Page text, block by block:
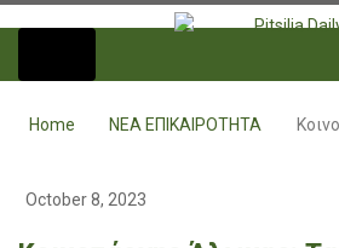
Home ΝΕΑ ΕΠΙΚΑΙΡΟΤΗΤΑ
October 8, 2023